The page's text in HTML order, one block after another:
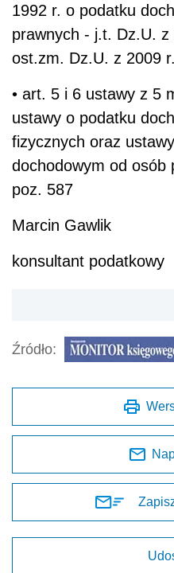
1992 r. o podatku
prawnych - j.t. Dz.U.
ost.zm. Dz.U. z 2009
• art. 5 i 6 ustawy z 5
ustawy o podatku
fizycznych oraz
dochodowym od osób
poz. 587
Marcin Gawlik
konsultant podatkowy
Źródło: